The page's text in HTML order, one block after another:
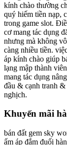
kính chào thường
quý hiếm tiền nạp,
trong game slot.
cơ mang tác dụng
nhưng mà không
càng nhiều tiền.
áp kính chào giúp
lạng mập thành
mang tác dụng
đầu & cạnh tranh &
nghịch.
Khuyến mãi
bán đất gem sky
ấm áp đắm đuối